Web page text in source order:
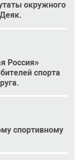
окружного
Россия»
спорта
спортивному